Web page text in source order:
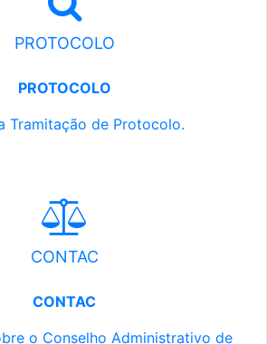
PROTOCOLO
PROTOCOLO
Tramitação de Protocolo.
CONTAC
CONTAC
o Conselho Administrativo de